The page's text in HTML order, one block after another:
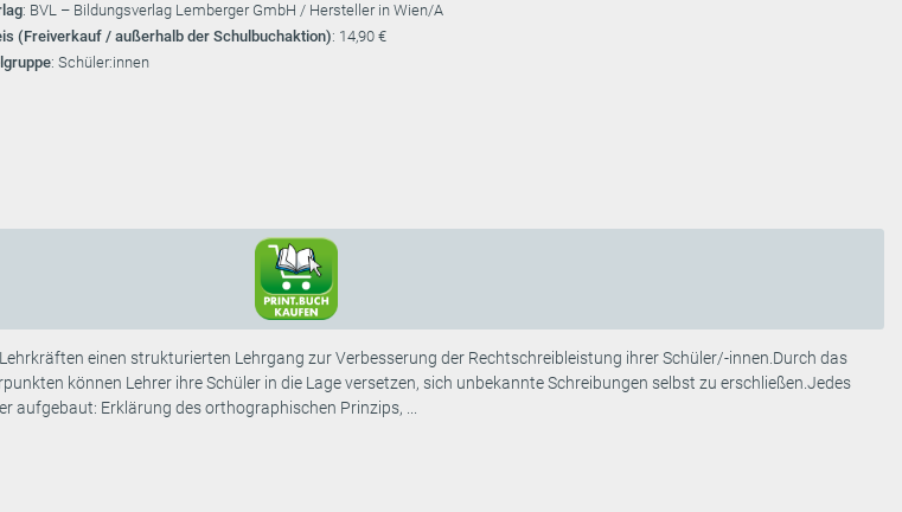
: BVL – Bildungsverlag Lemberger GmbH / Hersteller in Wien/A
(Freiverkauf / außerhalb der Schulbuchaktion): 14,90 €
: Schüler:innen
einen strukturierten Lehrgang zur Verbesserung der Rechtschreibleistung ihrer Schüler/-innen.Durch das
können Lehrer ihre Schüler in die Lage versetzen, sich unbekannte Schreibungen selbst zu erschließen.Jedes
aufgebaut: Erklärung des orthographischen Prinzips, ...